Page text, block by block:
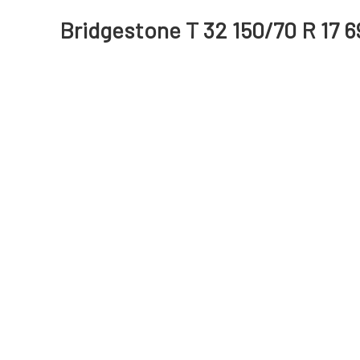
Bridgestone T 32 150/70 R 17